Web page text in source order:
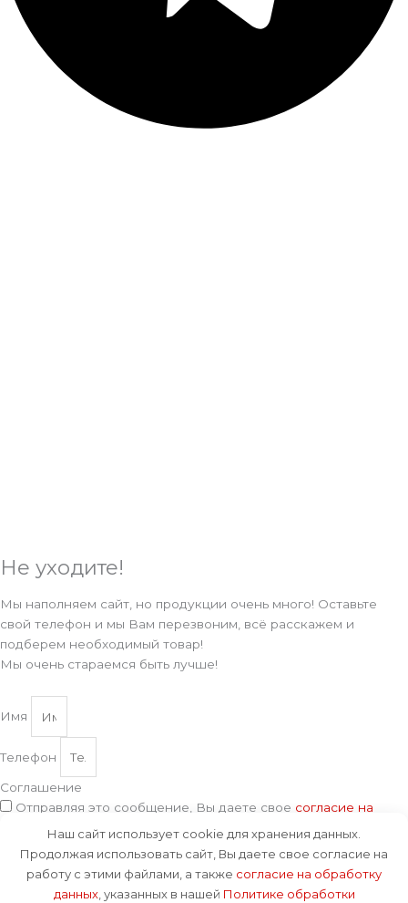
Не уходите!
Мы наполняем сайт, но продукции очень много! Оставьте
свой телефон и мы Вам перезвоним, всё расскажем и
подберем необходимый товар!
Мы очень стараемся быть лучше!
Имя
Телефон
Соглашение
Отправляя это сообщение, Вы даете свое согласие на
обработку данных
, указанных в нашей
персональных данных
Отправить
Наш сайт использует cookie для хранения данных.
Продолжая использовать сайт, Вы даете свое согласие на
работу с этими файлами, а также согласие на обработку
данных, указанных в нашей Политике обработки